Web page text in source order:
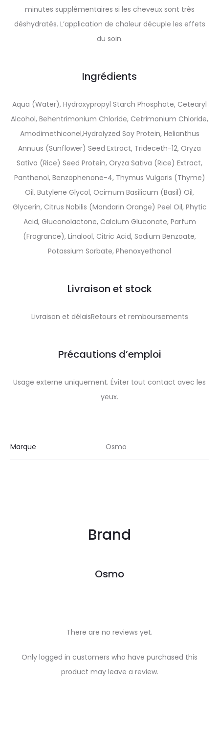
minutes supplémentaires si les cheveux sont très
déshydratés. L’application de chaleur décuple les effets
du soin.
Ingrédients
Aqua (Water), Hydroxypropyl Starch Phosphate, Cetearyl
Alcohol, Behentrimonium Chloride, Cetrimonium Chloride,
Amodimethiconel,Hydrolyzed Soy Protein, Helianthus
Annuus (Sunflower) Seed Extract, Trideceth-12, Oryza
Sativa (Rice) Seed Protein, Oryza Sativa (Rice) Extract,
Panthenol, Benzophenone-4, Thymus Vulgaris (Thyme)
Oil, Butylene Glycol, Ocimum Basilicum (Basil) Oil,
Glycerin, Citrus Nobilis (Mandarin Orange) Peel Oil, Phytic
Acid, Gluconolactone, Calcium Gluconate, Parfum
(Fragrance), Linalool, Citric Acid, Sodium Benzoate,
Potassium Sorbate, Phenoxyethanol
Livraison et stock
Livraison et délaisRetours et remboursements
Précautions d’emploi
Usage externe uniquement. Éviter tout contact avec les
yeux.
Marque Osmo
Brand
Osmo
There are no reviews yet.
Only logged in customers who have purchased this
product may leave a review.